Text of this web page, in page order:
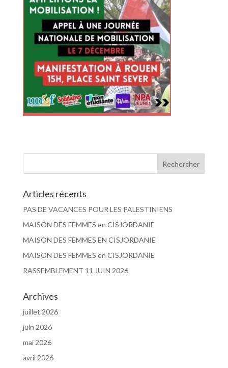
Articles récents
PAS DE VACANCES POUR LES PALESTINIENS
MAISON DES FEMMES en CISJORDANIE
MAISON DES FEMMES EN CISJORDANIE
MAISON DES FEMMES en CISJORDANIE
RASSEMBLEMENT 11 JUIN 2026
Archives
juillet 2026
juin 2026
mai 2026
avril 2026